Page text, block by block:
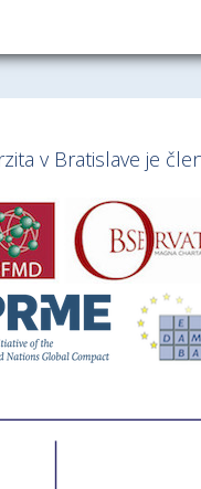
v Bratislave je